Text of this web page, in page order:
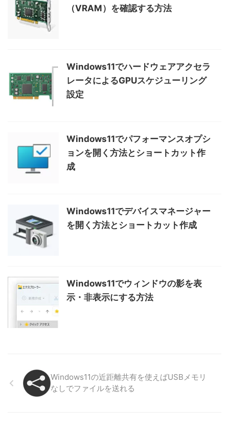
（VRAM）を確認する方法
Windows11でハードウェアアクセラ
レータによるGPUスケジューリング
設定
Windows11でパフォーマンスオプシ
ョンを開く方法とショートカット作
成
Windows11でデバイスマネージャー
を開く方法とショートカット作成
Windows11でウィンドウの影を表
示・非表示にする方法
Windows11の近距離共有を使えばUSBメモリ
なしでファイルを送れる